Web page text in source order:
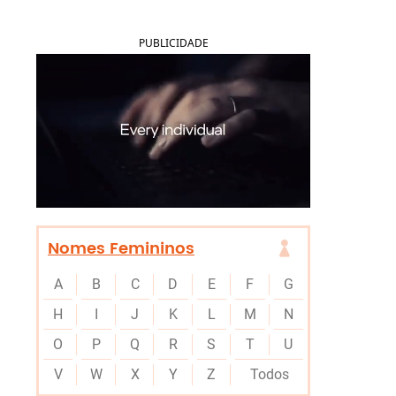
PUBLICIDADE
Nomes Femininos
A B C D E F
G
H
I J K L M
N
O
P Q R S T
U
V
W X Y Z Todos